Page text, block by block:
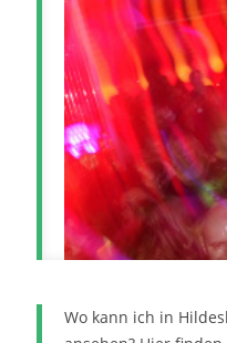
Wo kann ich in